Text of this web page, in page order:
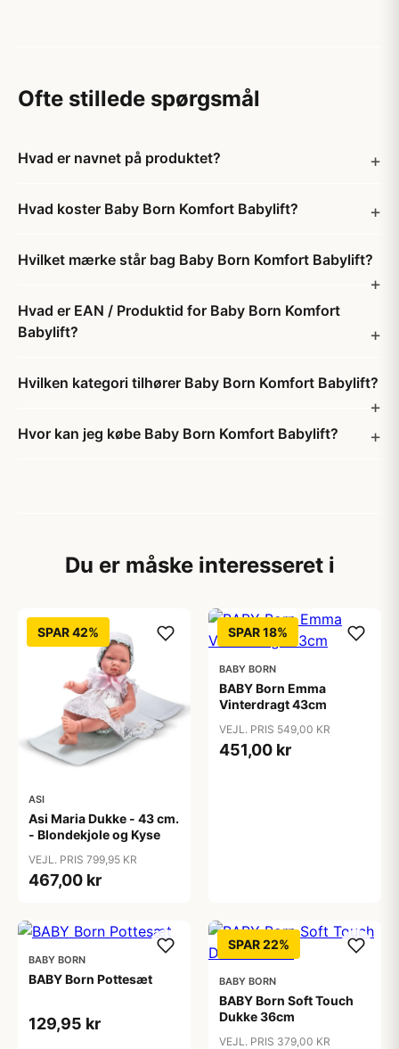
Ofte stillede spørgsmål
Hvad er navnet på produktet?
Hvad koster Baby Born Komfort Babylift?
Hvilket mærke står bag Baby Born Komfort Babylift?
Hvad er EAN / Produktid for Baby Born Komfort
Babylift?
Hvilken kategori tilhører Baby Born Komfort Babylift?
Hvor kan jeg købe Baby Born Komfort Babylift?
Du er måske interesseret i
SPAR 42%
ASI
Asi Maria Dukke - 43 cm.
- Blondekjole og Kyse
VEJL. PRIS 799,95 KR
467,00 kr
SPAR 18%
BABY BORN
BABY Born Emma
Vinterdragt 43cm
VEJL. PRIS 549,00 KR
451,00 kr
BABY BORN
BABY Born Pottesæt
129,95 kr
SPAR 22%
BABY BORN
BABY Born Soft Touch
Dukke 36cm
VEJL. PRIS 379,00 KR